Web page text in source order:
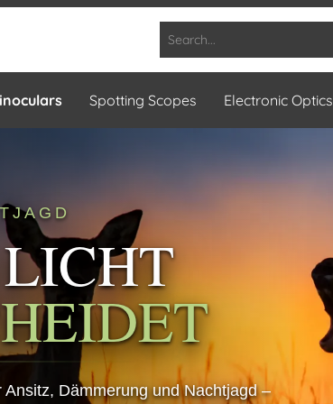
Spotting Scopes Electronic Optics
Dämmerung und Nachtjagd –